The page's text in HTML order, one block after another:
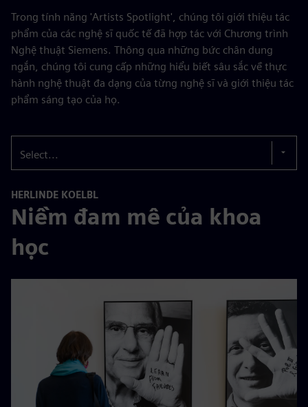
Trong tính năng 'Artists Spotlight', chúng tôi giới thiệu tác
phẩm của các nghệ sĩ quốc tế đã hợp tác với Chương trình
Nghệ thuật Siemens. Thông qua những bức chân dung
ngắn, chúng tôi cung cấp những hiểu biết sâu sắc về thực
hành nghệ thuật đa dạng của từng nghệ sĩ và giới thiệu tác
phẩm sáng tạo của họ.
Select...
HERLINDE KOELBL
Niềm đam mê của khoa
học